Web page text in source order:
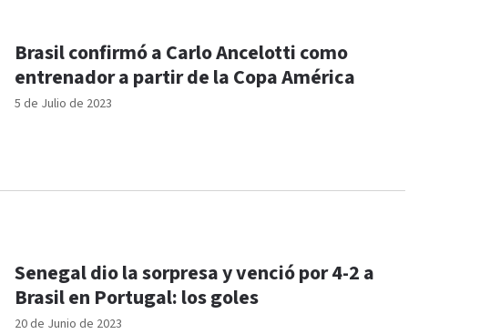
5 de Julio de 2023
Brasil confirmó a Carlo Ancelotti como
entrenador a partir de la Copa América
20 de Junio de 2023
Senegal dio la sorpresa y venció por 4-2 a
Brasil en Portugal: los goles